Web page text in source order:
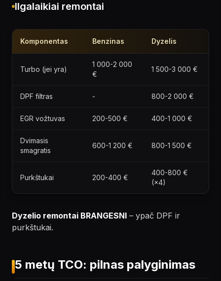
Ilgalaikiai remontai
Komponentas Benzinas Dyzelis
Turbo (jei yra)
1 000-2 000
€
1 500-3 000 €
DPF filtras - 800-2 000 €
EGR vožtuvas 200-500 € 400-1 000 €
Dvimasis
smagratis
600-1 200 € 800-1 500 €
Purkštukai 200-400 €
400-800 €
(×4)
Dyzelio remontai BRANGESNI – ypač DPF ir
purkštukai.
5 metų TCO: pilnas palyginimas